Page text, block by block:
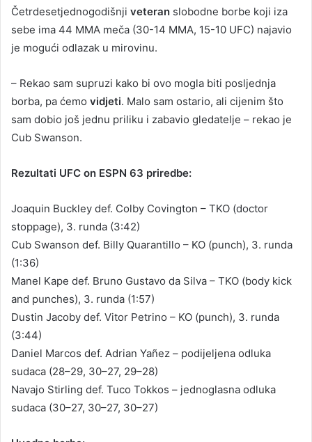
Četrdesetjednogodišnji veteran slobodne borbe koji iza
sebe ima 44 MMA meča (30-14 MMA, 15-10 UFC) najavio
je mogući odlazak u mirovinu.
– Rekao sam supruzi kako bi ovo mogla biti posljednja
borba, pa ćemo vidjeti. Malo sam ostario, ali cijenim što
sam dobio još jednu priliku i zabavio gledatelje – rekao je
Cub Swanson.
Rezultati UFC on ESPN 63 priredbe:
Joaquin Buckley def. Colby Covington – TKO (doctor
stoppage), 3. runda (3:42)
Cub Swanson def. Billy Quarantillo – KO (punch), 3. runda
(1:36)
Manel Kape def. Bruno Gustavo da Silva – TKO (body kick
and punches), 3. runda (1:57)
Dustin Jacoby def. Vitor Petrino – KO (punch), 3. runda
(3:44)
Daniel Marcos def. Adrian Yañez – podijeljena odluka
sudaca (28–29, 30–27, 29–28)
Navajo Stirling def. Tuco Tokkos – jednoglasna odluka
sudaca (30–27, 30–27, 30–27)